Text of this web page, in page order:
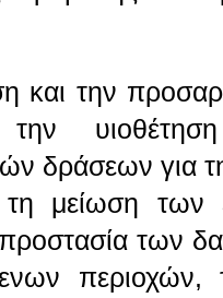
και την
δράσεων για
μείωση των
των
περιοχών,